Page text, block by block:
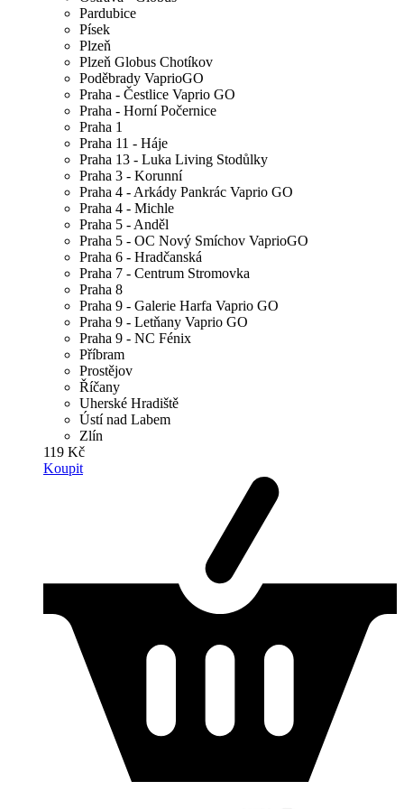
Pardubice
Písek
Plzeň
Plzeň Globus Chotíkov
Poděbrady VaprioGO
Praha - Čestlice Vaprio GO
Praha - Horní Počernice
Praha 1
Praha 11 - Háje
Praha 13 - Luka Living Stodůlky
Praha 3 - Korunní
Praha 4 - Arkády Pankrác Vaprio GO
Praha 4 - Michle
Praha 5 - Anděl
Praha 5 - OC Nový Smíchov VaprioGO
Praha 6 - Hradčanská
Praha 7 - Centrum Stromovka
Praha 8
Praha 9 - Galerie Harfa Vaprio GO
Praha 9 - Letňany Vaprio GO
Praha 9 - NC Fénix
Příbram
Prostějov
Říčany
Uherské Hradiště
Ústí nad Labem
Zlín
119 Kč
Koupit